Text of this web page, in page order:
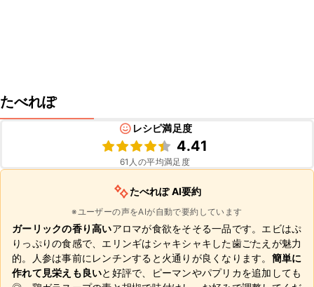
たべれぽ
レシピ満足度
4.41
61 人の平均満足度
たべれぽ AI要約
※ユーザーの声をAIが自動で要約しています
ガーリックの香り高いアロマが食欲をそそる一品です。エビはぷ
りっぷりの食感で、エリンギはシャキシャキした歯ごたえが魅力
的。人参は事前にレンチンすると火通りが良くなります。 簡単に
作れて見栄えも良いと好評で、ピーマンやパプリカを追加しても